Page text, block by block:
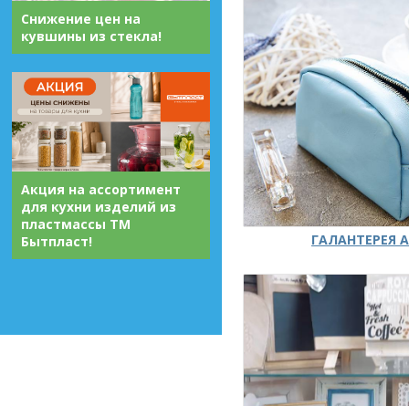
Снижение цен на
кувшины из стекла!
Акция на ассортимент
для кухни изделий из
пластмассы ТМ
Бытпласт!
ГАЛАНТЕРЕЯ